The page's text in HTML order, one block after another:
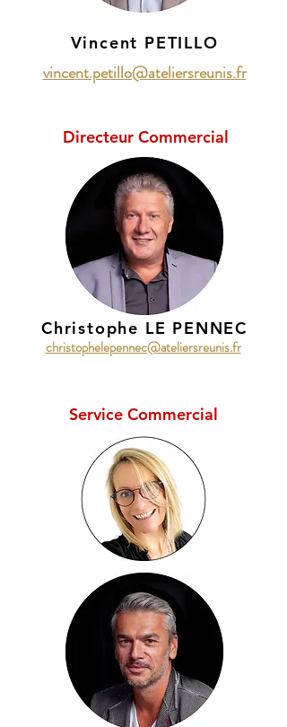
Vincent PETILLO
vincent.petillo@ateliersreunis.fr
Directeur Commercial
Christophe LE PENNEC
christophelepennec@ateliersreunis.fr
Service Commercial